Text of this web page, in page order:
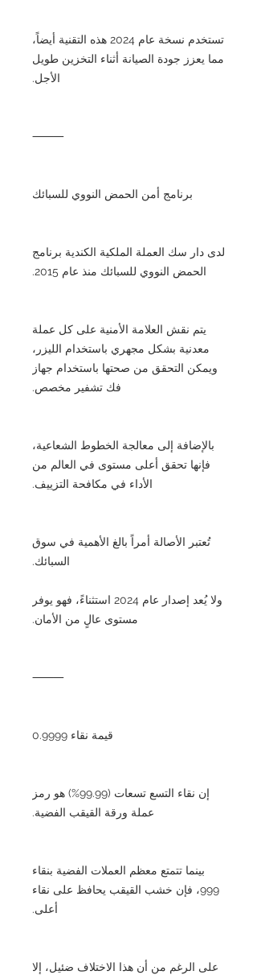
تستخدم نسخة عام 2024 هذه التقنية أيضاً،
مما يعزز جودة الصيانة أثناء التخزين طويل
الأجل.
⸻
برنامج أمن الحمض النووي للسبائك
لدى دار سك العملة الملكية الكندية برنامج
الحمض النووي للسبائك منذ عام 2015.
يتم نقش العلامة الأمنية على كل عملة
معدنية بشكل مجهري باستخدام الليزر،
ويمكن التحقق من صحتها باستخدام جهاز
فك تشفير مخصص.
بالإضافة إلى معالجة الخطوط الشعاعية،
فإنها تحقق أعلى مستوى في العالم من
الأداء في مكافحة التزييف.
تُعتبر الأصالة أمراً بالغ الأهمية في سوق
السبائك.
ولا يُعد إصدار عام 2024 استثناءً، فهو يوفر
مستوى عالٍ من الأمان.
⸻
قيمة نقاء 0.9999
إن نقاء التسع تسعات (99.99%) هو رمز
عملة ورقة القيقب الفضية.
بينما تتمتع معظم العملات الفضية بنقاء
999، فإن خشب القيقب يحافظ على نقاء
أعلى.
على الرغم من أن هذا الاختلاف ضئيل، إلا